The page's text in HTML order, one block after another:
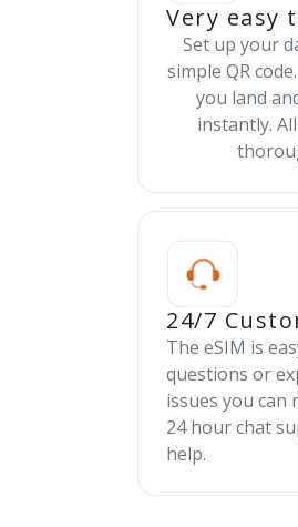
Very easy
Set up your
simple QR
you land
instantly.
24/7
The eSIM is
questions or
issues you can
24 hour chat
help.